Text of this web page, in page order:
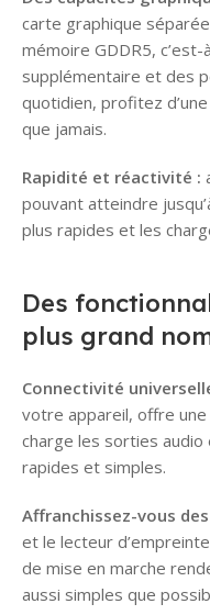
carte graphique
mémoire GDDR5,
supplémentaire et des
quotidien, profitez
que jamais.
Rapidité et réactivité :
pouvant atteindre
plus rapides et les
Des
plus grand
Connectivité
votre appareil, offre
charge les sorties
rapides et simples.
Affranchissez-vous
et le lecteur
de mise en marche
aussi simples que